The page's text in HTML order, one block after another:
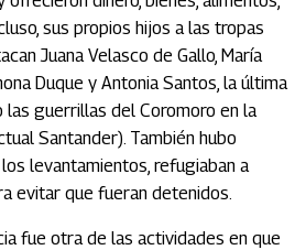
sus propios hijos a las tropas
Juana Velasco de Gallo, María
Duque y Antonia Santos, la última
las guerrillas del Coromoro en la
Santander). También hubo
levantamientos, refugiaban a
evitar que fueran detenidos.
fue otra de las actividades en que